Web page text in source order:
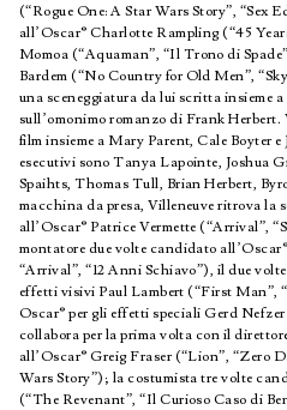
(“Rogue One: A Star Wars Story”, “Sex
all’Oscar® Charlotte Rampling (“45
Momoa (“Aquaman”, “Il Trono di
Bardem (“No Country for Old Men”,
una sceneggiatura da lui scritta insieme
sull’omonimo romanzo di Frank
film insieme a Mary Parent, Cale Boyter
esecutivi sono Tanya Lapointe, Joshua
Spaihts, Thomas Tull, Brian Herbert,
macchina da presa, Villeneuve ritrova la
all’Oscar® Patrice Vermette (“Arrival”,
montatore due volte candidato
“Arrival”, “12 Anni Schiavo”), il due
effetti visivi Paul Lambert (“First Man”,
Oscar® per gli effetti speciali Gerd
collabora per la prima volta con il
all’Oscar® Greig Fraser (“Lion”, “Zero
Wars Story”); la costumista tre volte
(“The Revenant”, “Il Curioso Caso di